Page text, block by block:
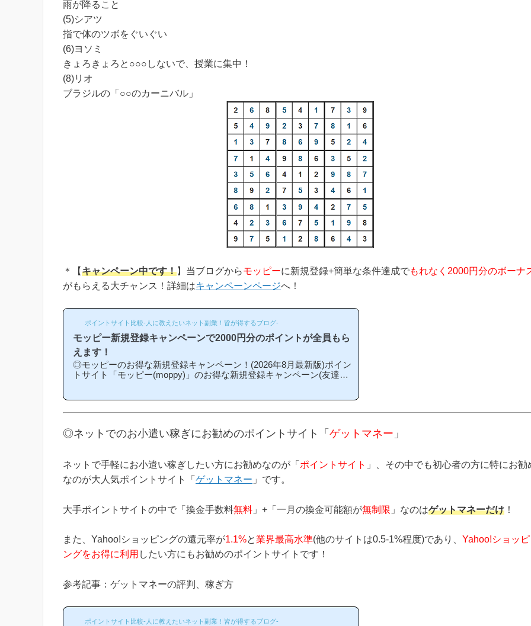
雨が降ること
(5)シアツ
指で体のツボをぐいぐい
(6)ヨソミ
きょろきょろと○○○しないで、授業に集中！
(8)リオ
ブラジルの「○○のカーニバル」
＊【キャンペーン中です！】当ブログからモッピーに新規登録+簡単な条件達成でもれなく2000円分のボーナ
がもらえる大チャンス！詳細はキャンペーンページへ！
ポイントサイト比較-人に教えたいネット副業！皆が得するブログ-
モッピー新規登録キャンペーンで2000円分のポイントが全員もら
えます！
◎モッピーのお得な新規登録キャンペーン！(2026年8月最新版)ポイン
トサイト「モッピー(moppy)」のお得な新規登録キャンペーン(友達紹
ンの内容は「モッピーに新規登録(無料)して簡単な条件を満たすと、
なものです。(*ちなみに「2000円分のボーナス」というのは過去の
◎ネットでのお小遣い稼ぎにお勧めのポイントサイト「 ゲットマネー 」
ネットで手軽にお小遣い稼ぎしたい方にお勧めなのが「 ポイントサイト 」、その中でも初心者の方に特にお勧
なのが大人気ポイントサイト「 ゲットマネー 」です。
大手ポイントサイトの中で「換金手数料無料 」+「一月の換金可能額が無制限 」なのはゲットマネーだけ ！
また、Yahoo!ショッピングの還元率が1.1%と業界最高水準(他のサイトは0.5-1%程度)であり、 Yahoo!ショッピ
ングをお得に利用 したい方にもお勧めのポイントサイトです！
参考記事：ゲットマネーの評判、稼ぎ方
ポイントサイト比較-人に教えたいネット副業！皆が得するブログ-